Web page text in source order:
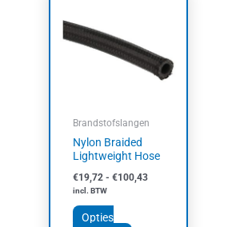
Brandstofslangen
Nylon Braided
Lightweight Hose
€19,72 - €100,43
incl. BTW
Opties
meerdere
variaties.
Deze
gekozen
worden
de